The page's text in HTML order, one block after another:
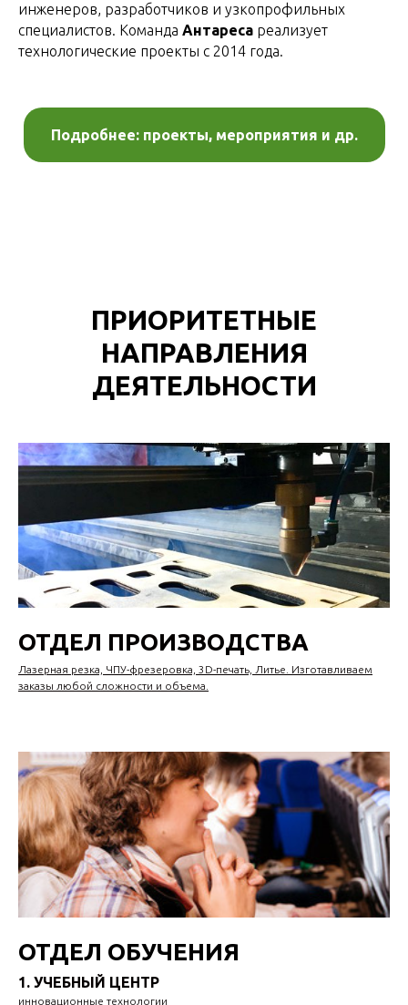
инженеров, разработчиков и узкопрофильных
специалистов. Команда Антареса реализует
технологические проекты с 2014 года.
Подробнее: проекты, мероприятия и др.
ПРИОРИТЕТНЫЕ
НАПРАВЛЕНИЯ
ДЕЯТЕЛЬНОСТИ
ОТДЕЛ ПРОИЗВОДСТВА
Лазерная резка, ЧПУ-фрезеровка, 3D-печать, Литье. Изготавливаем
заказы любой сложности и объема.
ОТДЕЛ ОБУЧЕНИЯ
1. УЧЕБНЫЙ ЦЕНТР
инновационные технологии